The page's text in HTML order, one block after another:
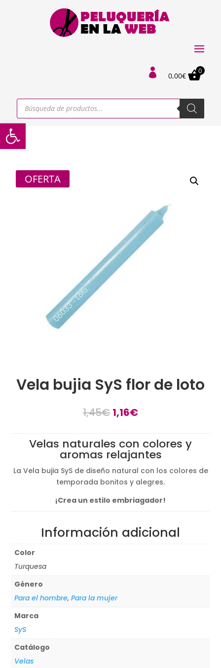
Abrir barra de herramientas
 0,00€
0
Búsqueda
productos
OFERTA
Vela bujia SyS flor de loto
1,45€ 1,16€
Velas naturales con colores y
aromas relajantes
La Vela bujia SyS de diseño natural con los colores de
temporada bonitos y alegres.
¡Crea un estilo embriagador!
Información adicional
Color
Turquesa
Género
Para el hombre,Para la mujer
Marca
SyS
Catálogo
Velas